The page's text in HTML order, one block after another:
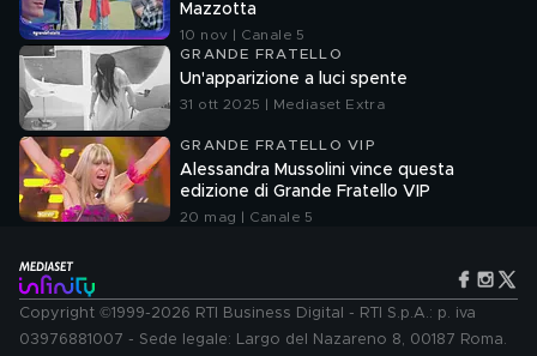
Mazzotta
10 nov | Canale 5
GRANDE FRATELLO
Un'apparizione a luci spente
31 ott 2025 | Mediaset Extra
GRANDE FRATELLO VIP
Alessandra Mussolini vince questa
edizione di Grande Fratello VIP
20 mag | Canale 5
Copyright ©1999-2026 RTI Business Digital - RTI S.p.A.: p. iva
03976881007 - Sede legale: Largo del Nazareno 8, 00187 Roma.